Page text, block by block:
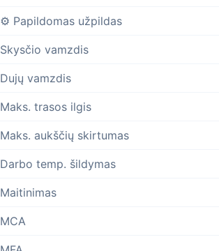
⚙️ Papildomas užpildas
Skysčio vamzdis
Dujų vamzdis
Maks. trasos ilgis
Maks. aukščių skirtumas
Darbo temp. šildymas
Maitinimas
MCA